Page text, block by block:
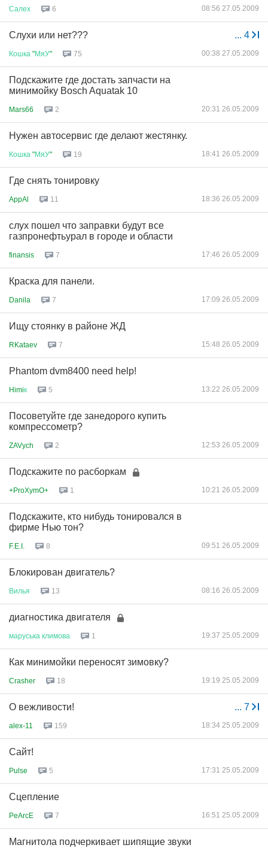
Салех 6 08:56 27.05.2009
... 4
Слухи или нет???
Кошка "МяУ" 75 00:38 27.05.2009
Подскажите где достать запчасти на
минимойку Bosch Aquatak 10
Mars66 2 20:31 26.05.2009
Нужен автосервис где делают жестянку.
Кошка "МяУ" 19 18:41 26.05.2009
Где снять тонировку
AppAl 11 18:36 26.05.2009
слух пошел что заправки будут все
газпронефтьурал в городе и области
finansis 7 17:46 26.05.2009
Краска для панели.
Danila 7 17:09 26.05.2009
Ищу стоянку в районе ЖД
RKataev 7 15:48 26.05.2009
Phantom dvm8400 need help!
Himiк 5 13:22 26.05.2009
Посоветуйте где занедорого купить
компрессометр?
ZAVych 2 12:53 26.05.2009
Подскажите по расборкам
+ProXymO+ 1 10:21 26.05.2009
Подскажите, кто нибудь тонировался в
фирме Нью тон?
F.E.I. 8 09:51 26.05.2009
Блокирован двигатель?
Вилья 13 08:16 26.05.2009
диагностика двигателя
маруська климова 1 19:37 25.05.2009
Как минимойки переносят зимовку?
Crasher 18 19:19 25.05.2009
... 7
О вежливости!
alex-11 159 18:34 25.05.2009
Сайт!
Pulse 5 17:31 25.05.2009
Сцепление
PeArcE 7 16:51 25.05.2009
Магнитола подчеркивает шипящие звуки